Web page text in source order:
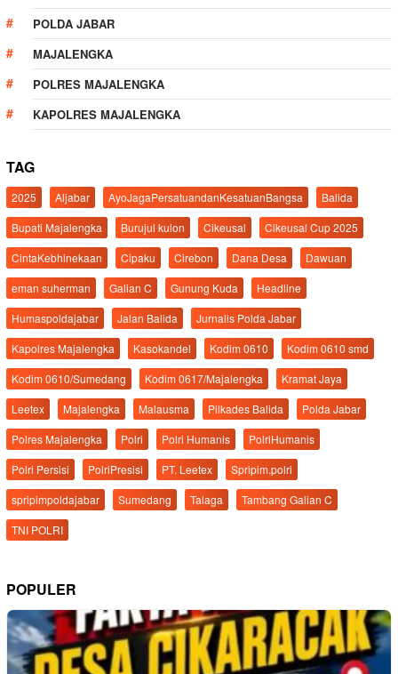
POLDA JABAR
MAJALENGKA
POLRES MAJALENGKA
KAPOLRES MAJALENGKA
TAG
2025 Aljabar AyoJagaPersatuandanKesatuanBangsa
Balida
Bupati Majalengka
Burujul kulon Cikeusal
Cikeusal Cup 2025
CintaKebhinekaan
Cipaku Cirebon Dana Desa
Dawuan
eman suherman
Galian C Gunung Kuda
Headline
Humaspoldajabar
Jalan Balida
Jurnalis Polda Jabar
Kapolres Majalengka
Kasokandel Kodim 0610
Kodim 0610 smd
Kodim 0610/Sumedang
Kodim 0617/Majalengka
Kramat Jaya
Leetex
Majalengka Malausma Pilkades Balida
Polda Jabar
Polres Majalengka
Polri Polri Humanis
PolriHumanis
Polri Persisi
PolriPresisi PT. Leetex
Spripim.polri
spripimpoldajabar
Sumedang Talaga
Tambang Galian C
TNI POLRI
POPULER